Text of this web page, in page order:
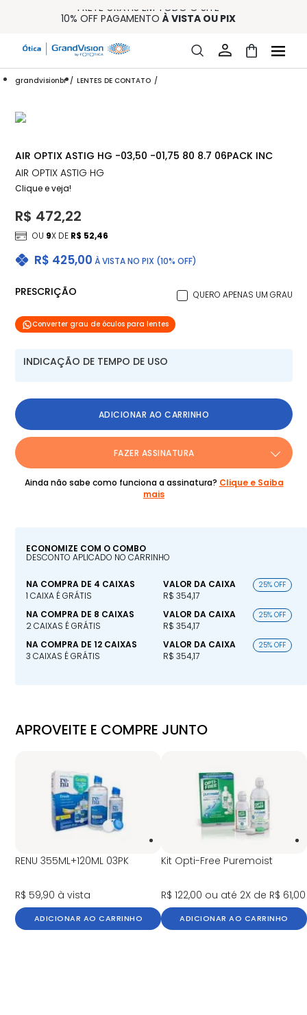
FRETE GRÁTIS EM TODO O SITE
10% OFF PAGAMENTO À VISTA OU PIX
15% OFF NA PRIMEIRA COMPRA (CONSULTE REGULAMENTO)
32% OFF NO COMBO - CONS. REG.
grandvisionbr LENTES DE CONTATO
AIR OPTIX ASTIG HG -03,50 -01,75 80 8.7 06PACK INC
AIR OPTIX ASTIG HG
Clique e veja!
R$ 425,00 À VISTA NO PIX (10% OFF)
R$ 472,22
OU 9X DE R$ 52,46
PRESCRIÇÃO QUERO APENAS UM GRAU
Converter grau de óculos para lentes
INDICAÇÃO DE TEMPO DE USO
ADICIONAR AO CARRINHO
FAZER ASSINATURA
Ainda não sabe como funciona a assinatura? Clique e Saiba
mais
ECONOMIZE COM O COMBO
DESCONTO APLICADO NO CARRINHO
NA COMPRA DE 4 CAIXAS
1 CAIXA É GRÁTIS
VALOR DA CAIXA
R$ 354,17
25% OFF
NA COMPRA DE 8 CAIXAS
2 CAIXAS É GRÁTIS
VALOR DA CAIXA
R$ 354,17
25% OFF
NA COMPRA DE 12 CAIXAS
3 CAIXAS É GRÁTIS
VALOR DA CAIXA
R$ 354,17
25% OFF
APROVEITE E COMPRE JUNTO
RENU 355ML+120ML 03PK
R$ 59,90 à vista
ADICIONAR AO CARRINHO
Kit Opti-Free Puremoist
R$ 122,00 ou até 2X de R$ 61,00
ADICIONAR AO CARRINHO